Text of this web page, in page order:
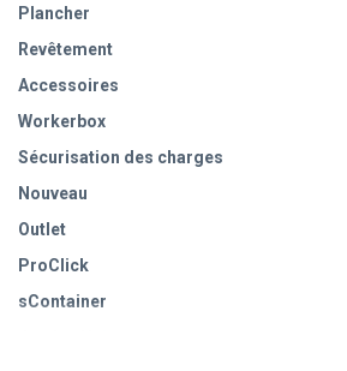
Plancher
Revêtement
Accessoires
Workerbox
Sécurisation des charges
Nouveau
Outlet
ProClick
sContainer